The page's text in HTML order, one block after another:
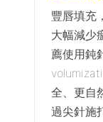
豐唇填充
大幅減少
薦使用鈍
全、更自
過尖針施